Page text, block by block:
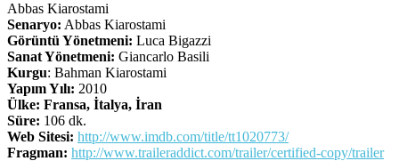
Abbas Kiarostami
Senaryo: Abbas Kiarostami
Görüntü Yönetmeni: Luca Bigazzi
Sanat Yönetmeni: Giancarlo Basili
Kurgu: Bahman Kiarostami
Yapım Yılı: 2010
Ülke: Fransa, İtalya, İran
Süre: 106 dk.
Web Sitesi: http://www.imdb.com/title/tt1020773/
Fragman: http://www.traileraddict.com/trailer/certified-copy/trailer